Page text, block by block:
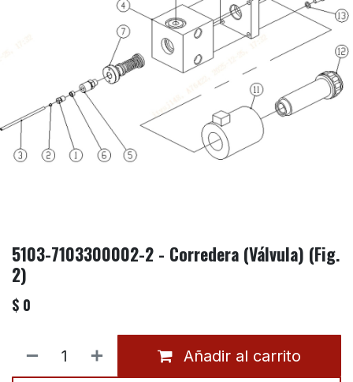
5103-7103300002-2 - Corredera (Válvula) (Fig.
2)
$ 0
Añadir al carrito